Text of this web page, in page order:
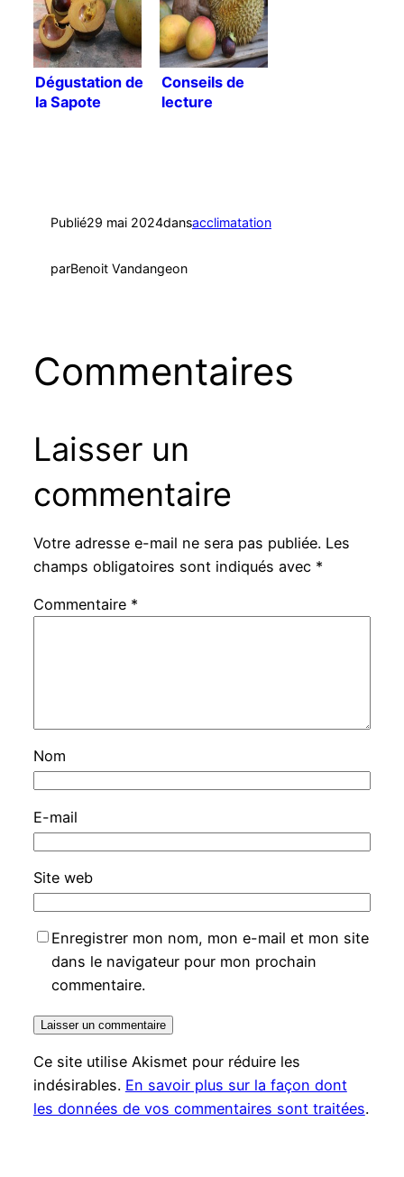
Dégustation de
la Sapote
Conseils de
lecture
Publié29 mai 2024dansacclimatation
parBenoit Vandangeon
Commentaires
Laisser un
commentaire
Votre adresse e-mail ne sera pas publiée. Les
champs obligatoires sont indiqués avec *
Commentaire *
Nom
E-mail
Site web
Enregistrer mon nom, mon e-mail et mon site
dans le navigateur pour mon prochain
commentaire.
Ce site utilise Akismet pour réduire les
indésirables. En savoir plus sur la façon dont
les données de vos commentaires sont traitées.